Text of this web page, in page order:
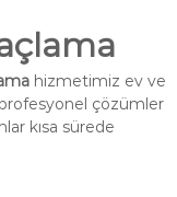
hizmetimiz ev ve
çözümler
kısa sürede